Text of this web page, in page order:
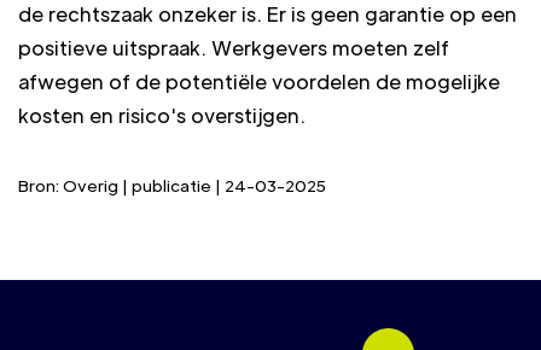
de rechtszaak onzeker is. Er is geen garantie op een
positieve uitspraak. Werkgevers moeten zelf
afwegen of de potentiële voordelen de mogelijke
kosten en risico's overstijgen.
Bron: Overig | publicatie | 24-03-2025